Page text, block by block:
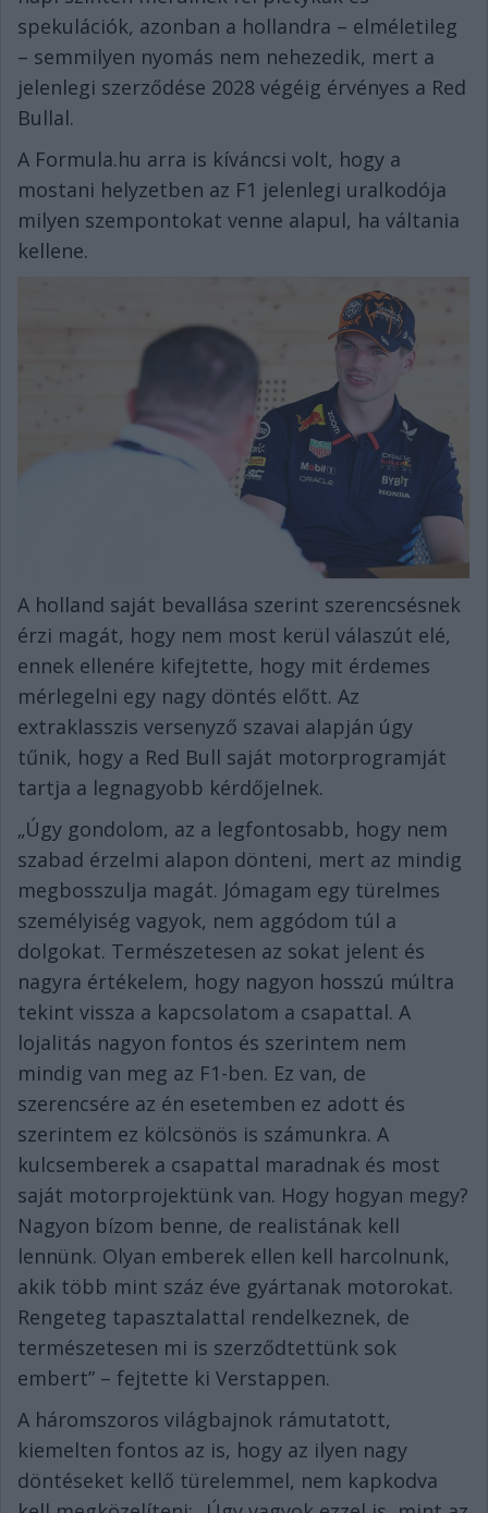
spekulációk, azonban a hollandra – elméletileg
– semmilyen nyomás nem nehezedik, mert a
jelenlegi szerződése 2028 végéig érvényes a Red
Bullal.
A Formula.hu arra is kíváncsi volt, hogy a
mostani helyzetben az F1 jelenlegi uralkodója
milyen szempontokat venne alapul, ha váltania
kellene.
A holland saját bevallása szerint szerencsésnek
érzi magát, hogy nem most kerül válaszút elé,
ennek ellenére kifejtette, hogy mit érdemes
mérlegelni egy nagy döntés előtt. Az
extraklasszis versenyző szavai alapján úgy
tűnik, hogy a Red Bull saját motorprogramját
tartja a legnagyobb kérdőjelnek.
„Úgy gondolom, az a legfontosabb, hogy nem
szabad érzelmi alapon dönteni, mert az mindig
megbosszulja magát. Jómagam egy türelmes
személyiség vagyok, nem aggódom túl a
dolgokat. Természetesen az sokat jelent és
nagyra értékelem, hogy nagyon hosszú múltra
tekint vissza a kapcsolatom a csapattal. A
lojalitás nagyon fontos és szerintem nem
mindig van meg az F1-ben. Ez van, de
szerencsére az én esetemben ez adott és
szerintem ez kölcsönös is számunkra. A
kulcsemberek a csapattal maradnak és most
saját motorprojektünk van. Hogy hogyan megy?
Nagyon bízom benne, de realistának kell
lennünk. Olyan emberek ellen kell harcolnunk,
akik több mint száz éve gyártanak motorokat.
Rengeteg tapasztalattal rendelkeznek, de
természetesen mi is szerződtettünk sok
embert” – fejtette ki Verstappen.
A háromszoros világbajnok rámutatott,
kiemelten fontos az is, hogy az ilyen nagy
döntéseket kellő türelemmel, nem kapkodva